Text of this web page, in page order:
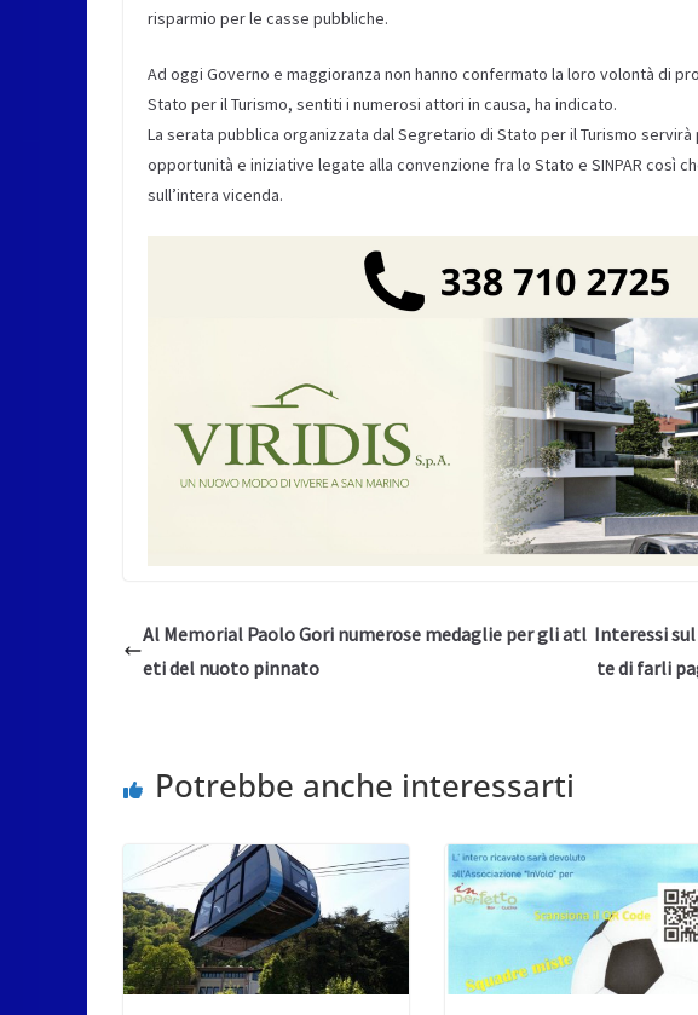
risparmio per le casse pubbliche.
Ad oggi Governo e maggioranza non hanno confermato la loro volontà di
Stato per il Turismo, sentiti i numerosi attori in causa, ha indicato.
La serata pubblica organizzata dal Segretario di Stato per il Turismo
opportunità e iniziative legate alla convenzione fra lo Stato e SINPAR così
sull’intera vicenda.
Al Memorial Paolo Gori numerose medaglie per gli atl
eti del nuoto pinnato
Interessi
te di farli
Potrebbe anche interessarti